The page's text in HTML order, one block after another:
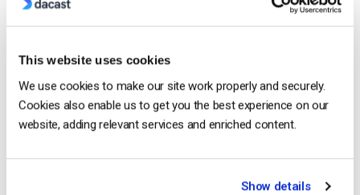
This website uses cookies
We use cookies to make our site work properly and securely.
Cookies also enable us to get you the best experience on our
website, adding relevant services and enriched content.
Show details
Free 14-Day Trial
Start streaming immediately